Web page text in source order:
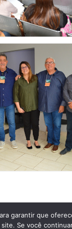
Levy Gasparian
garantir que
Se você